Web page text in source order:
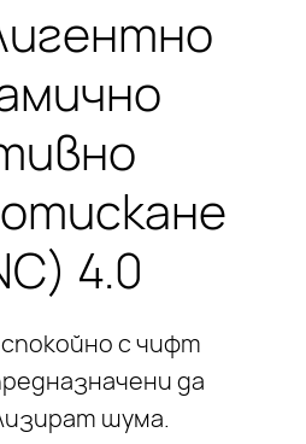
4.0
с чифт
да
шума.